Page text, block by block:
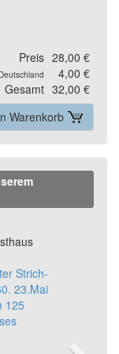
Preis 28,00 €
Deutschland
4,00 €
Gesamt 32,00 €
Warenkorb
Strich-
23.Mai
125